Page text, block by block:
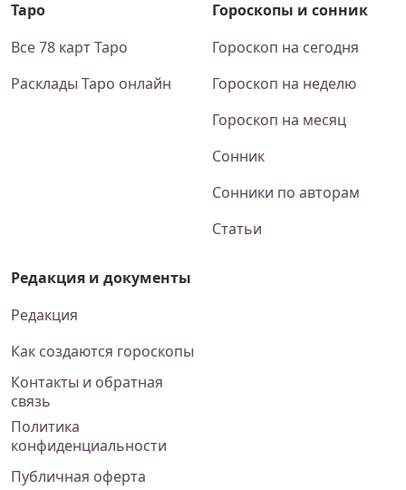
Таро
Все 78 карт Таро
Расклады Таро онлайн
Гороскопы и сонник
Гороскоп на сегодня
Гороскоп на неделю
Гороскоп на месяц
Сонник
Сонники по авторам
Статьи
Редакция и документы
Редакция
Как создаются гороскопы
Контакты и обратная
связь
Политика
конфиденциальности
Публичная оферта